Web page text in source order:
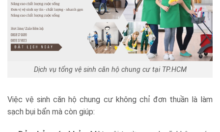
Dịch vụ tổng vệ sinh căn hộ chung cư tại TP.HCM
Việc vệ sinh căn hộ chung cư không chỉ đơn thuần là làm
sạch bụi bẩn mà còn giúp: